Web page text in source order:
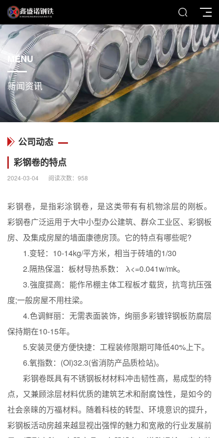
MENU
新闻资讯
公司动态
彩钢卷的特点
2024-03-04 阅读次数： 958
彩钢卷，是指彩涂钢卷，是这类带有有机物涂层的刚板。
彩钢卷广泛运用于大中小型办公建筑、群众工业区、彩钢板
房、及集成房屋的墙面康德房顶。它的特点有哪些呢?
1.变轻：10-14kg/平方米，相当于砖墙的1/30
2.隔热保温：板材导热系数： λ<=0.041w/mk。
3.強度提高：能作吊棚主体工程板才载货，抗弯抗压强
度;一般房屋不用柱梁。
4.色调鲜丽：无需表面装饰，绚丽多彩镀锌钢板防腐层
保持期在10-15年。
5.安装灵便方便快捷：工程装修限期可降低40%上下。
6.氧指数：(OI)32.3(省消防产品质检站)。
彩钢卷既具有不锈钢板材材料冲击韧性高，易成型的特
点，又兼顾涂层材料优质的建筑艺术和耐腐蚀性，是如今的
社会亲睐的万福材料。随着科枝的转型、环境意识的提升，
彩钢板活动房越来越显视出强悍的魅力和宽敞的行业发展前